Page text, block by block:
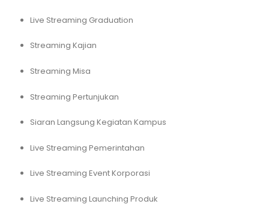
Live Streaming Graduation
Streaming Kajian
Streaming Misa
Streaming Pertunjukan
Siaran Langsung Kegiatan Kampus
Live Streaming Pemerintahan
Live Streaming Event Korporasi
Live Streaming Launching Produk